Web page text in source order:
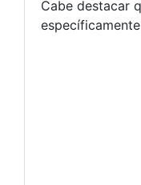
Cabe destacar